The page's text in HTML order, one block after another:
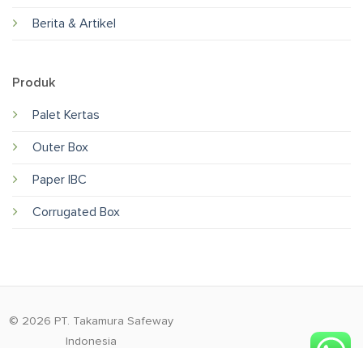
Berita & Artikel
Produk
Palet Kertas
Outer Box
Paper IBC
Corrugated Box
© 2026 PT. Takamura Safeway
Indonesia